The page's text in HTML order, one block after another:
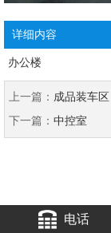
详细内容
办公楼
上一篇： 成品装车区
下一篇： 中控室
电话